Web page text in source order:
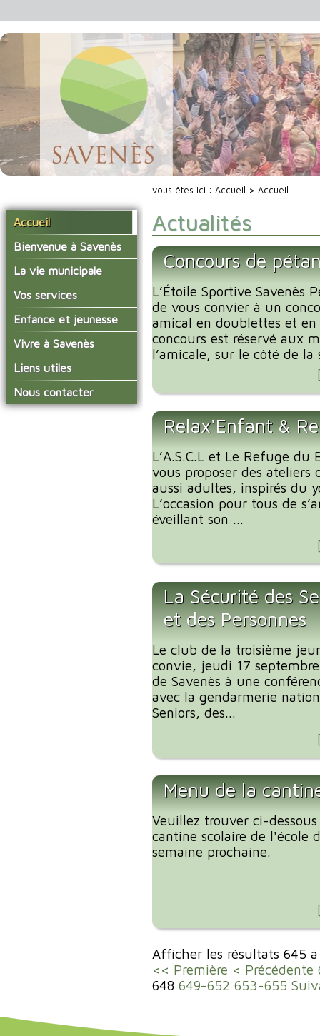
Accueil
Bienvenue à Savenès
Situer Savenès
Savenès en chiffre
L'histoire du village
Actualités de Savenès
sur ladepeche.fr
La vie municipale
Vos élus
Les compte-rendus du
conseil municipal
Les commissions
Les diverses
délégations/syndicats
L'urbanisme
Vos services
La mairie
Le service technique
Les services de l'école
Les installations
municipales
La collecte des ordures
Enfance et jeunesse
L'école primaire
La garderie et la cantine
Le temps périscolaire
La petite enfance
Vivre à Savenès
Agenda Salle des Fetes
Liens utiles
Communauté de
Communes Grand Sud
Tarn et Garonne
Nous contacter
vous êtes ici : Accueil > Accueil
Actualités
Concours de
L’Étoile Sportive Savenès
de vous convier à un
amical en doublettes et en
concours est réservé aux
l’amicale, sur le côté de la
Relax'Enfant &
L’A.S.C.L et Le Refuge
vous proposer des
aussi adultes, inspirés du
L’occasion pour tous de
éveillant son ...
La Sécurité des
et des Personnes
Le club de la troisième
convie, jeudi 17
de Savenès à une
avec la gendarmerie
Seniors, des...
Menu de la
Veuillez trouver ci-
cantine scolaire de l'école
semaine prochaine.
Afficher les résultats 645
<< Première < Précédente
648 649-652 653-655